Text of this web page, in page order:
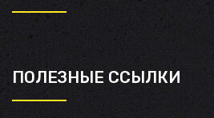
ПОЛЕЗНЫЕ ССЫЛКИ